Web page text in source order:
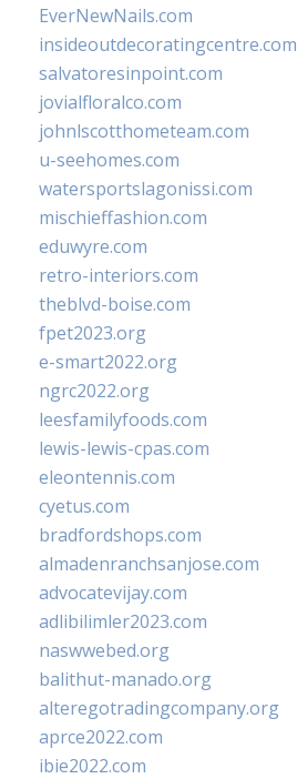
EverNewNails.com
insideoutdecoratingcentre.com
salvatoresinpoint.com
jovialfloralco.com
johnlscotthometeam.com
u-seehomes.com
watersportslagonissi.com
mischieffashion.com
eduwyre.com
retro-interiors.com
theblvd-boise.com
fpet2023.org
e-smart2022.org
ngrc2022.org
leesfamilyfoods.com
lewis-lewis-cpas.com
eleontennis.com
cyetus.com
bradfordshops.com
almadenranchsanjose.com
advocatevijay.com
adlibilimler2023.com
naswwebed.org
balithut-manado.org
alteregotradingcompany.org
aprce2022.com
ibie2022.com